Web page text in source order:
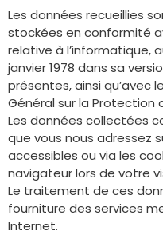
Les données recueillies
stockées en conformité
relative à l’informatique,
janvier 1978 dans sa
présentes, ainsi qu’avec
Général sur la Protection
Les données collectées
que vous nous adressez
accessibles ou via les
navigateur lors de votre
Le traitement de ces
fourniture des services
Internet.